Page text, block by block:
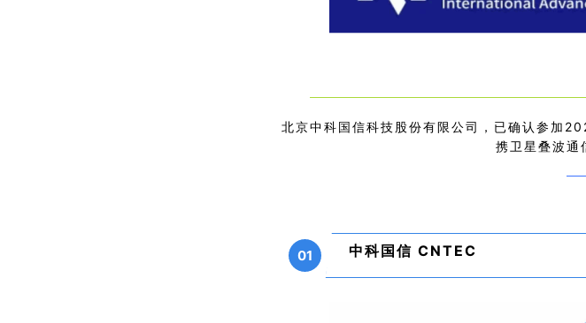
北京中科国信科技股份有限公司，已确认参加
携卫星叠波通
01 中科国信 CNTEC